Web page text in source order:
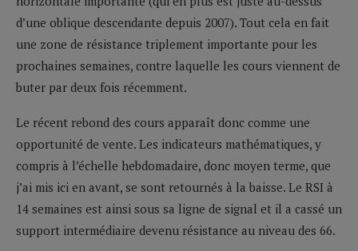
d’une oblique descendante depuis 2007). Tout cela en fait
une zone de résistance triplement importante pour les
prochaines semaines, contre laquelle les cours viennent de
buter par deux fois récemment.
Le récent rebond des cours apparaît donc comme une
opportunité de vente. Les indicateurs mathématiques, y
compris à l’échelle hebdomadaire, donc moyen terme, que
j’ai mis ici en avant, se sont retournés à la baisse. Le RSI à
14 semaines est ainsi sous sa ligne de signal et il a cassé un
support intermédiaire devenu résistance au niveau des 66.